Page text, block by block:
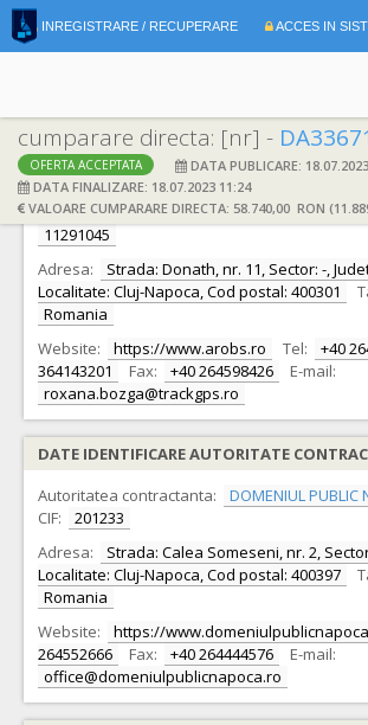
INREGISTRARE / RECUPERARE ACCES IN
cumparare directa: [nr] -
OFERTA ACCEPTATA
DATA PUBLICARE:
DATA FINALIZARE: 18.07.2023 11:24
VALOARE CUMPARARE DIRECTA: 58.740,00 RON
DATE IDENTIFICARE OFERTANT
Ofertant: S.C. AROBS Transilvania Software
11291045
Adresa:
Strada: Donath, nr. 11, Sector: -,
Localitate: Cluj-Napoca, Cod postal: 400301
Romania
Website:
https://www.arobs.ro Tel:
+40
364143201
Fax: +40 264598426
E-mail:
roxana.bozga@trackgps.ro
DATE IDENTIFICARE AUTORITATE
Autoritatea contractanta:
DOMENIUL PUBLIC
CIF:
201233
Adresa:
Strada: Calea Someseni, nr. 2,
Localitate: Cluj-Napoca, Cod postal: 400397
Romania
Website:
https://
264552666
Fax: +40 264444576
E-mail:
office@domeniulpublicnapoca.ro